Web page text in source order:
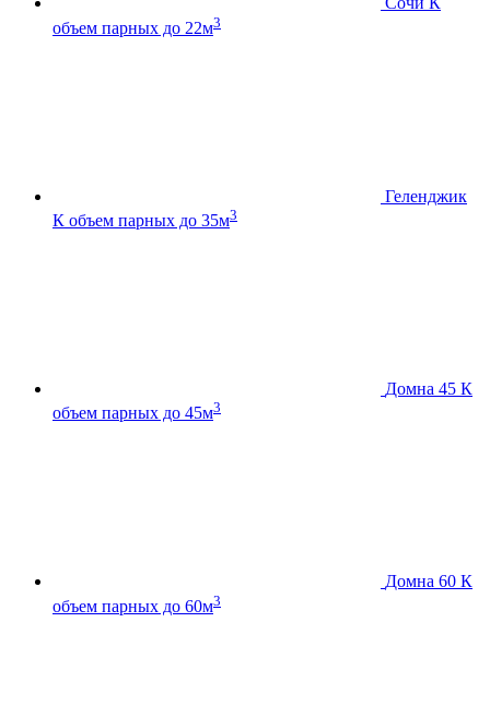
объем парных до 22м3
Геленджик
К объем парных до 35м3
Домна 45 К
объем парных до 45м3
Домна 60 К
объем парных до 60м3